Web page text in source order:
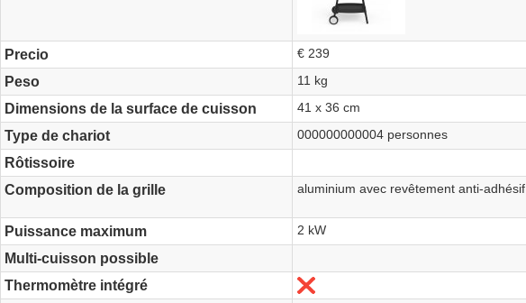
Precio € 239
Peso 11 kg
Dimensions de la surface de cuisson 41 x 36 cm
Type de chariot 000000000004 personnes
Rôtissoire
Composition de la grille
aluminium avec revêtement anti-adhésif
Puissance maximum 2 kW
Multi-cuisson possible
Thermomètre intégré
No